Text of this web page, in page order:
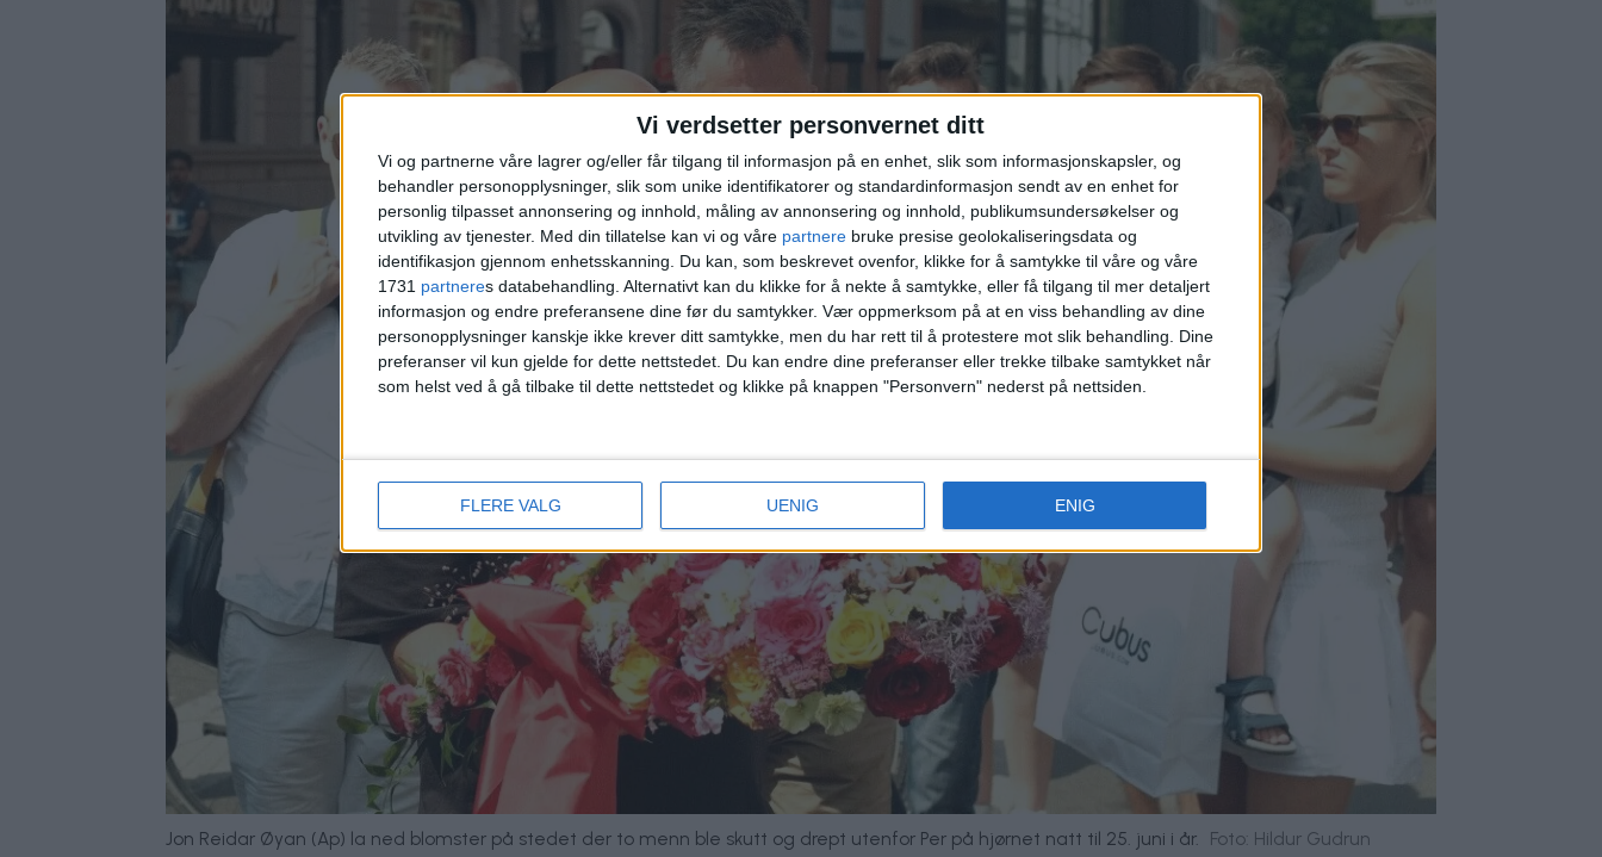
Vi verdsetter personvernet ditt
Vi og partnerne våre lagrer og/eller får tilgang til informasjon på en enhet, slik som informasjonskapsler, og
behandler personopplysninger, slik som unike identifikatorer og standardinformasjon sendt av en enhet for
personlig tilpasset annonsering og innhold, måling av annonsering og innhold, publikumsundersøkelser og
utvikling av tjenester. Med din tillatelse kan vi og våre partnere bruke presise geolokaliseringsdata og
identifikasjon gjennom enhetsskanning. Du kan, som beskrevet ovenfor, klikke for å samtykke til våre og våre
1731 partneres databehandling. Alternativt kan du klikke for å nekte å samtykke, eller få tilgang til mer detaljert
informasjon og endre preferansene dine før du samtykker. Vær oppmerksom på at en viss behandling av dine
personopplysninger kanskje ikke krever ditt samtykke, men du har rett til å protestere mot slik behandling. Dine
preferanser vil kun gjelde for dette nettstedet. Du kan endre dine preferanser eller trekke tilbake samtykket når
som helst ved å gå tilbake til dette nettstedet og klikke på knappen "Personvern" nederst på nettsiden.
FLERE VALG UENIG ENIG
Jon Reidar Øyan (Ap) la ned blomster på stedet der to menn ble skutt og drept utenfor Per på hjørnet natt til 25. juni i år. Foto: Hildur Gudrun